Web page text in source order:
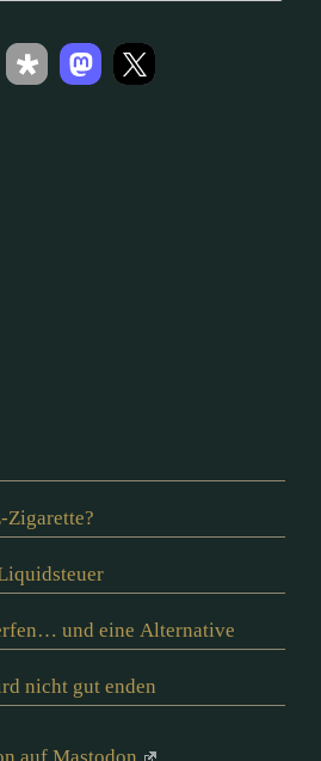
Zigarette?
und eine Alternative
nicht gut enden